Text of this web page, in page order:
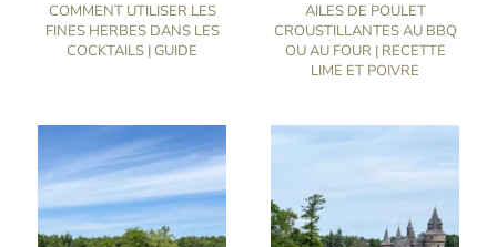
COMMENT UTILISER LES
FINES HERBES DANS LES
COCKTAILS | GUIDE
AILES DE POULET
CROUSTILLANTES AU BBQ
OU AU FOUR | RECETTE
LIME ET POIVRE